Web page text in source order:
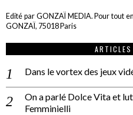
Edité par GONZAÏ MEDIA. Pour tout
GONZAÏ, 75018 Paris
ARTICLES
Dans le vortex des jeux
On a parlé Dolce Vita et
Femminielli